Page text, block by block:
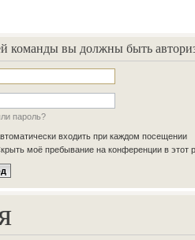
команды вы должны быть
пароль?
входить при каждом посещении
моё пребывание на конференции в этот